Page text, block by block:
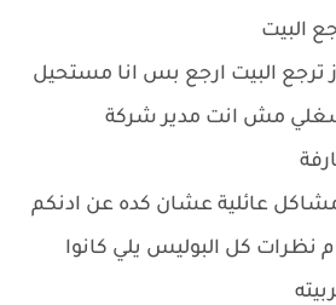
البيت
البيت ارجع بس انا مستحيل
مش انت مدير شركة
عائلية عشان كده عن ادنكم
كل البوليس يلي كانوا